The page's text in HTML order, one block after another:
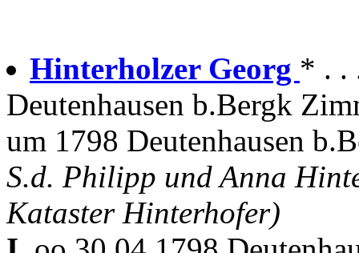
Hinterholzer Georg * . .
Deutenhausen b.Bergk
um 1798 Deutenhausen
S.d. Philipp und Anna
Kataster Hinterhofer)